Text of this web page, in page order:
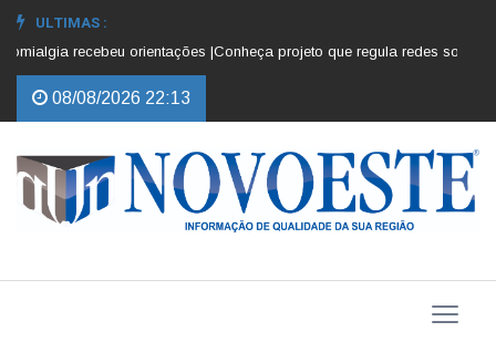
ULTIMAS :
recebeu orientações |Conheça projeto que regula redes sociais
08/08/2026 22:13